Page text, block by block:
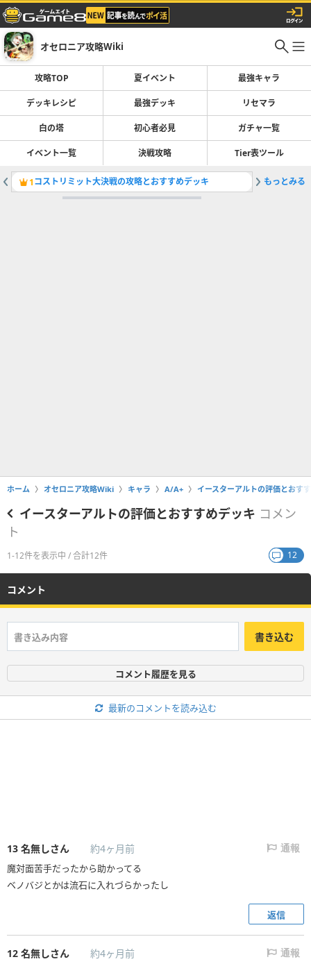
オセロニア攻略Wiki
攻略TOP 夏イベント 最強キャラ
デッキレシピ 最強デッキ リセマラ
白の塔 初心者必見 ガチャ一覧
イベント一覧 決戦攻略 Tier表ツール
1コストリミット大決戦の攻略とおすすめデッキ 2サマー
もっとみる
ホーム オセロニア攻略Wiki キャラ A/A+ イースターアルトの評価とおす
イースターアルトの評価とおすすめデッキ コメン
ト
1-12件を表示中 / 合計12件 12
コメント
書き込む
コメント履歴を見る
最新のコメントを読み込む
13 名無しさん 約4ヶ月前 通報
魔対面苦手だったから助かってる
ベノバジとかは流石に入れづらかったし
返信
12 名無しさん 約4ヶ月前 通報